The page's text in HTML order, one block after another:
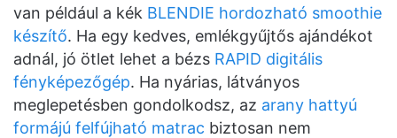
van például a kék BLENDIE hordozható smoothie
készítő. Ha egy kedves, emlékgyűjtős ajándékot
adnál, jó ötlet lehet a bézs RAPID digitális
fényképezőgép. Ha nyárias, látványos
meglepetésben gondolkodsz, az arany hattyú
formájú felfújható matrac biztosan nem